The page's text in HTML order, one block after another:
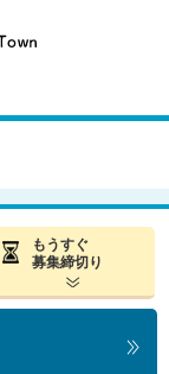
もうすぐ
募集締切り